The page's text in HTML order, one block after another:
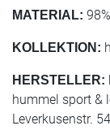
MATERIAL:
KOLLEKTION:
HERSTELLER:
hummel sport &
Leverkusenstr. 54